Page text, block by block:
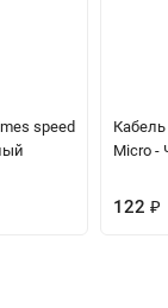
speed
Кабель
Micro -
122 ₽